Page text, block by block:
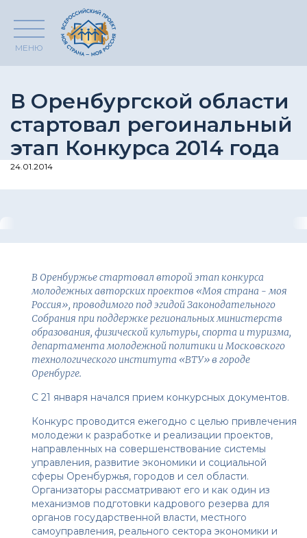
МЕНЮ
В Оренбургской области
стартовал регоинальный
этап Конкурса 2014 года
24.01.2014
В Оренбуржье стартовал второй этап конкурса
молодежных авторских проектов «Моя страна - моя
Россия», проводимого под эгидой Законодательного
Собрания при поддержке региональных министерств
образования, физической культуры, спорта и туризма,
департамента молодежной политики и Московского
технологического института «ВТУ» в городе
Оренбурге.
С 21 января начался прием конкурсных документов.
Конкурс проводится ежегодно с целью привлечения
молодежи к разработке и реализации проектов,
направленных на совершенствование системы
управления, развитие экономики и социальной
сферы Оренбуржья, городов и сел области.
Организаторы рассматривают его и как один из
механизмов подготовки кадрового резерва для
органов государственной власти, местного
самоуправления, реального сектора экономики и